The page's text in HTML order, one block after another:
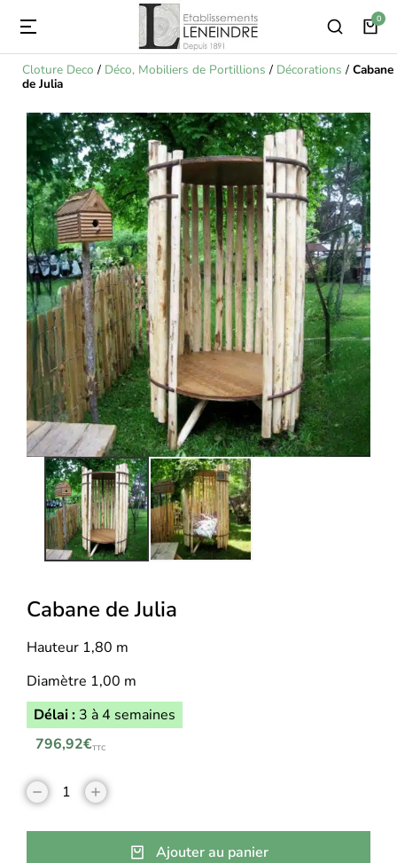
Cloture Deco / Déco, Mobiliers de Portillions / Décorations / Cabane
de Julia
Cabane de Julia
Hauteur 1,80 m
Diamètre 1,00 m
Délai : 3 à 4 semaines
796,92€TTC
Ajouter au panier